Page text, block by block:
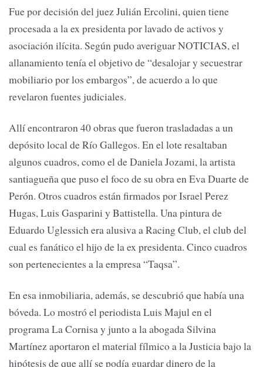
Fue por decisión del juez Julián Ercolini, quien tiene
procesada a la ex presidenta por lavado de activos y
asociación ilícita. Según pudo averiguar NOTICIAS, el
allanamiento tenía el objetivo de “desalojar y secuestrar
mobiliario por los embargos”, de acuerdo a lo que
revelaron fuentes judiciales.
Allí encontraron 40 obras que fueron trasladadas a un
depósito local de Río Gallegos. En el lote resaltaban
algunos cuadros, como el de Daniela Jozami, la artista
santiagueña que puso el foco de su obra en Eva Duarte de
Perón. Otros cuadros están firmados por Israel Perez
Hugas, Luis Gasparini y Battistella. Una pintura de
Eduardo Uglessich era alusiva a Racing Club, el club del
cual es fanático el hijo de la ex presidenta. Cinco cuadros
son pertenecientes a la empresa “Taqsa”.
En esa inmobiliaria, además, se descubrió que había una
bóveda. Lo mostró el periodista Luis Majul en el
programa La Cornisa y junto a la abogada Silvina
Martínez aportaron el material fílmico a la Justicia bajo la
hipótesis de que allí se podía guardar dinero de la